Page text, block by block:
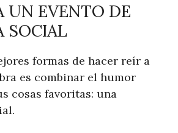
UN EVENTO DE
SOCIAL
formas de hacer reír a
es combinar el humor
cosas favoritas: una